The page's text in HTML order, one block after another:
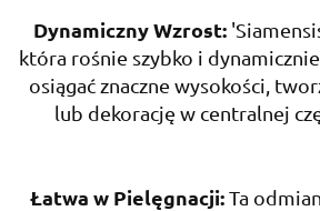
Dynamiczny Wzrost:
która rośnie szybko i
osiągać znaczne wysokości,
lub dekorację w centralnej
Łatwa w Pielęgnacji:Ta